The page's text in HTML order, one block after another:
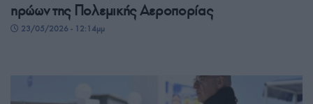
ηρώων της Πολεμικής Αεροπορίας
23/05/2026 - 12:14μμ